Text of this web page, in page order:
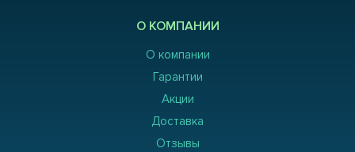
О КОМПАНИИ
О компании
Гарантии
Акции
Доставка
Отзывы